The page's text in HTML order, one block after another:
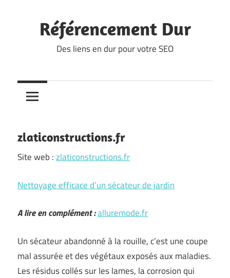
contentRéférencement Dur
Des liens en dur pour votre SEO
zlaticonstructions.fr
Site web :zlaticonstructions.fr
Nettoyage efficace d’un sécateur de jardin
A lire en complément :alluremode.fr
Un sécateur abandonné à la rouille, c’est une coupe
mal assurée et des végétaux exposés aux maladies.
Les résidus collés sur les lames, la corrosion qui